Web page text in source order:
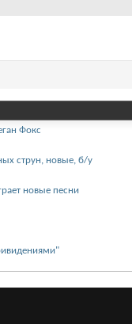
Фокс
струн, новые, б/у
новые песни